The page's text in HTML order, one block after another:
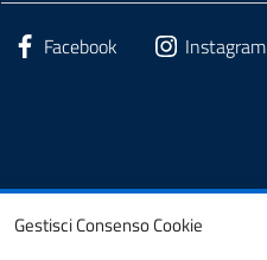
Gestisci Consenso Cookie
Facebook Instagram